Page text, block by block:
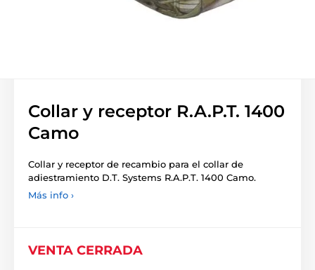
Collar y receptor R.A.P.T. 1400
Camo
Collar y receptor de recambio para el collar de
adiestramiento D.T. Systems R.A.P.T. 1400 Camo.
Más info ›
VENTA CERRADA